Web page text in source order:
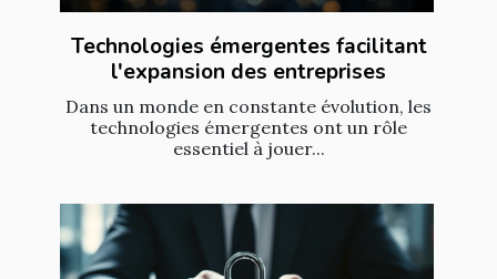
Technologies émergentes facilitant
l'expansion des entreprises
Dans un monde en constante évolution, les
technologies émergentes ont un rôle
essentiel à jouer...